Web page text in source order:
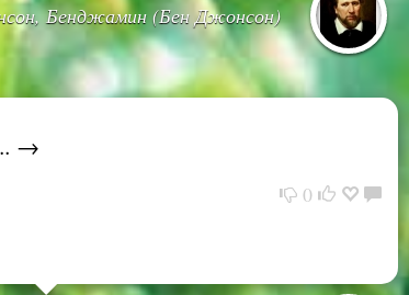
Бенджамин (Бен Джонсон)
→
0